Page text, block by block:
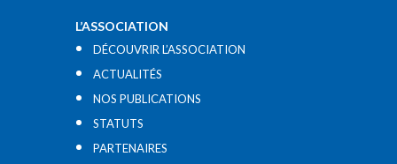
L’ASSOCIATION
DÉCOUVRIR L’ASSOCIATION
ACTUALITÉS
NOS PUBLICATIONS
STATUTS
PARTENAIRES